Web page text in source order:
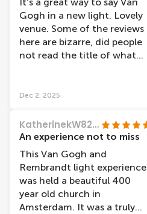
Gogh in a new light. Lovely
venue. Some of the reviews
here are bizarre, did people
not read the title of what
Dec 2, 2025
KatherinekW8204SG
An experience not to miss
This Van Gogh and
Rembrandt light experience
was held a beautiful 400
year old church in
Amsterdam. It was a truly